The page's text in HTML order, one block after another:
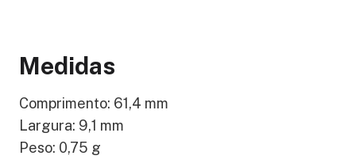
Medidas
Comprimento: 61,4 mm
Largura: 9,1 mm
Peso: 0,75 g